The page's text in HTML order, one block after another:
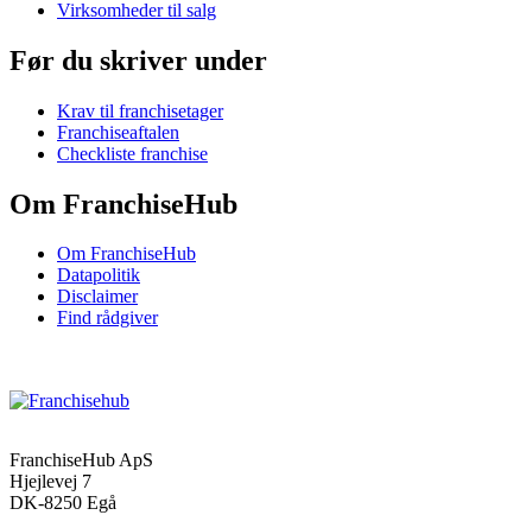
Virksomheder til salg
Før du skriver under
Krav til franchisetager
Franchiseaftalen
Checkliste franchise
Om FranchiseHub
Om FranchiseHub
Datapolitik
Disclaimer
Find rådgiver
FranchiseHub ApS
Hjejlevej 7
DK-8250 Egå